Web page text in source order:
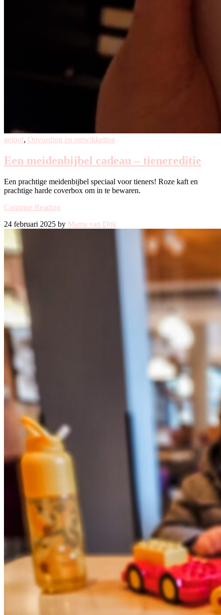
geloof, Opvoeding en ontwikkeling
Een meidenbijbel cadeau – tienereditie
Een prachtige meidenbijbel speciaal voor tieners! Roze kaft en
prachtige harde coverbox om in te bewaren.
Continue Reading
24 februari 2025 by Mama van Dijk